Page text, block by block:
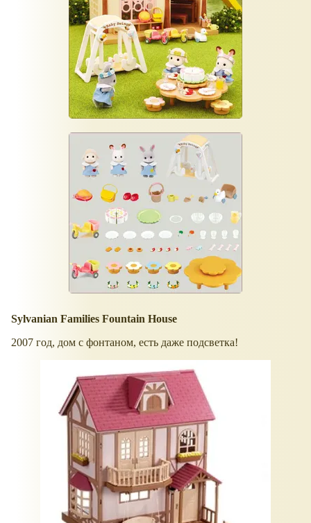
Sylvanian Families Fountain House
2007 год, дом с фонтаном, есть даже подсветка!